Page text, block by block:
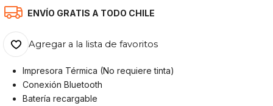
ENVÍO GRATIS A TODO CHILE
Agregar a la lista de favoritos
Impresora Térmica (No requiere tinta)
Conexión Bluetooth
Batería recargable